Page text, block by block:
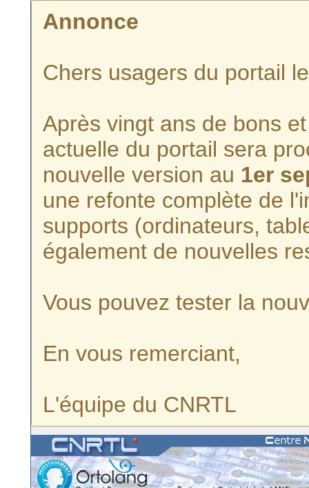
Annonce
Chers usagers du portail
Après vingt ans de bons
actuelle du portail sera
nouvelle version au 1er
une refonte complète de
supports (ordinateurs,
également de nouvelles
Vous pouvez tester la
En vous remerciant,
L'équipe du CNRTL